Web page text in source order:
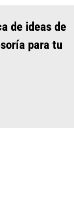
de ideas de
para tu